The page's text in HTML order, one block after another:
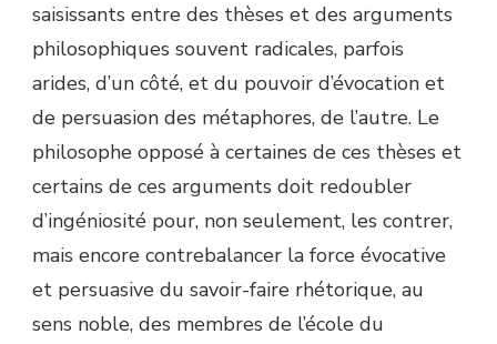
saisissants entre des thèses et des arguments
philosophiques souvent radicales, parfois
arides, d’un côté, et du pouvoir d’évocation et
de persuasion des métaphores, de l’autre. Le
philosophe opposé à certaines de ces thèses et
certains de ces arguments doit redoubler
d’ingéniosité pour, non seulement, les contrer,
mais encore contrebalancer la force évocative
et persuasive du savoir-faire rhétorique, au
sens noble, des membres de l’école du